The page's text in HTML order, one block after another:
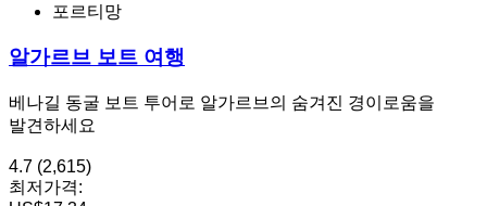
포르티망
알가르브 보트 여행
베나길 동굴 보트 투어로 알가르브의 숨겨진 경이로움을
발견하세요
4.7 (2,615)
최저가격: